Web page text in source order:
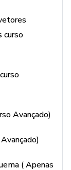
curso
Avançado)
( Apenas